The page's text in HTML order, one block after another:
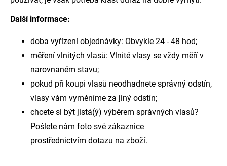
Další informace:
doba vyřízení objednávky: Obvykle 24 - 48 hod;
měření vlnitých vlasů: Vlnité vlasy se vždy měří v
narovnaném stavu;
pokud při koupi vlasů neodhadnete správný odstín,
vlasy vám vyměníme za jiný odstín;
chcete si být jistá(ý) výběrem správných vlasů?
Pošlete nám foto své zákaznice
prostřednictvím dotazu na zboží.